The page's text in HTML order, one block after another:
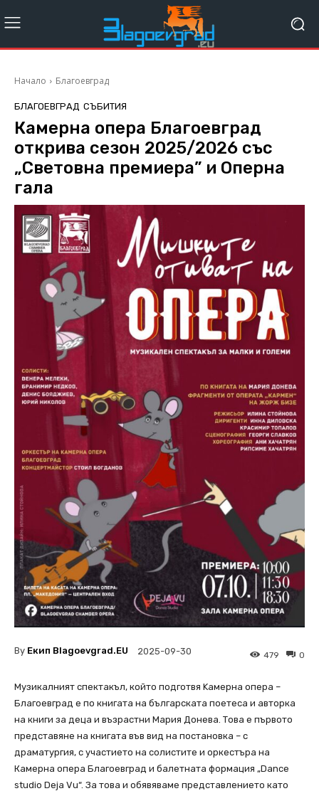
Начало Благоевград
БЛАГОЕВГРАД СЪБИТИЯ
Камерна опера Благоевград
открива сезон 2025/2026 със
„Световна премиера” и Оперна
гала
By Екип Blagoevgrad.EU 2025-09-30 0
479
Музикалният спектакъл, който подготвя Kамерна опера –
Благоевград е по книгата на българската поетеса и авторка
на книги за деца и възрастни Мария Донева. Това е първото
представяне на книгата във вид на постановка – с
драматургия, с участието на солистите и оркестъра на
Камерна опера Благоевград и балетната формация „Dance
studio Deja Vu“. За това и обявяваме представлението като